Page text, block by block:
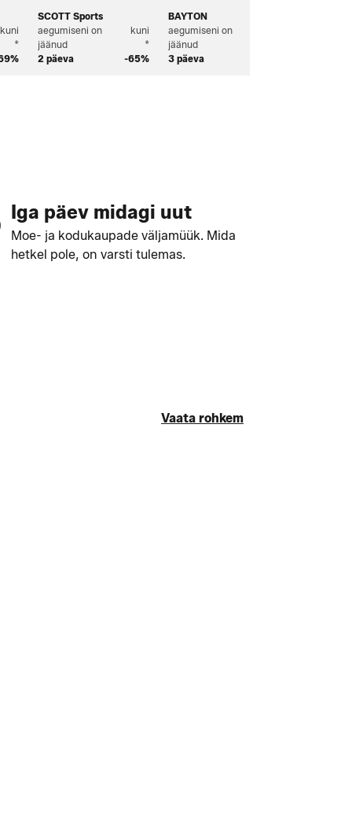
kuni
*
SCOTT Sports
aegumiseni on
jäänud
2 päeva
kuni
*
-65%
BAYTON
aegumiseni on
jäänud
3 päeva
Iga päev midagi uut
Moe- ja kodukaupade väljamüük. Mida
hetkel pole, on varsti tulemas.
Vaata rohkem